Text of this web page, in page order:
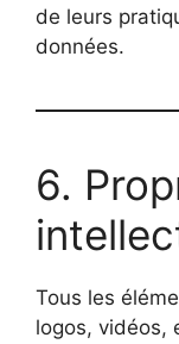
de leurs
données.
6.
Tous les
logos, vidéos,